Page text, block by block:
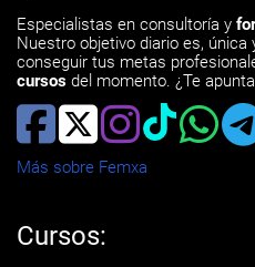
Especialistas en consultoría y
Nuestro objetivo diario es,
conseguir tus metas
cursos del momento. ¿Te
Más sobre Femxa
Cursos: